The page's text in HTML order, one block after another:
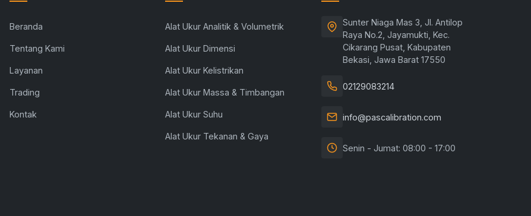
Beranda
Tentang Kami
Layanan
Trading
Kontak
Alat Ukur Analitik & Volumetrik
Alat Ukur Dimensi
Alat Ukur Kelistrikan
Alat Ukur Massa & Timbangan
Alat Ukur Suhu
Alat Ukur Tekanan & Gaya
Sunter Niaga Mas 3, Jl. Antilop
Raya No.2, Jayamukti, Kec.
Cikarang Pusat, Kabupaten
Bekasi, Jawa Barat 17550
02129083214
info@pascalibration.com
Senin - Jumat: 08:00 - 17:00